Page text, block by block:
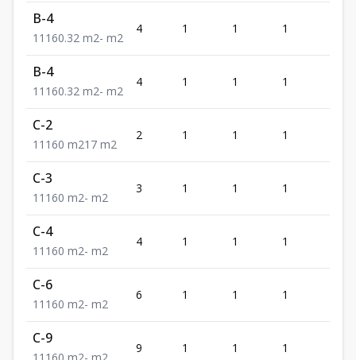
B-4
1 1 1 60.32 m2- m2
4 1 1 1
B-4
1 1 1 60.32 m2- m2
4 1 1 1
C-2
1 1 1 60 m217 m2
2 1 1 1
C-3
1 1 1 60 m2- m2
3 1 1 1
C-4
1 1 1 60 m2- m2
4 1 1 1
C-6
1 1 1 60 m2- m2
6 1 1 1
C-9
1 1 1 60 m2- m2
9 1 1 1